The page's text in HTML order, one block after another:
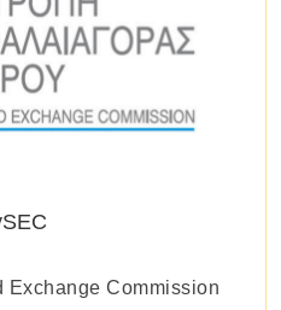
Exchange Commission